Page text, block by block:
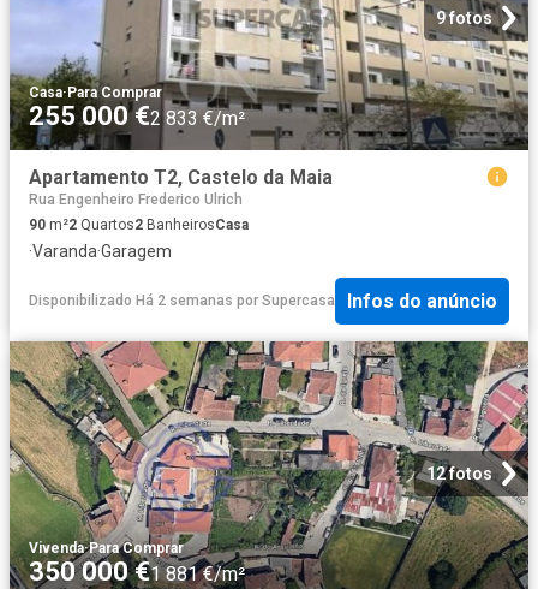
9 fotos
Casa·Para Comprar
255 000 €2 833 €/m²
Apartamento T2, Castelo da Maia
Rua Engenheiro Frederico Ulrich
90 m²2 Quartos2 BanheirosCasa
·Varanda·Garagem
Disponibilizado Há 2 semanas por Supercasa Infos do anúncio
12 fotos
Vivenda·Para Comprar
350 000 €1 881 €/m²